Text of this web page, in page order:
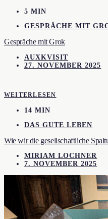
5 MIN
GESPRÄCHE MIT
Gespräche mit Grok
AUXKVISIT
27. NOVEMBER 2025
WEITERLESEN
14 MIN
DAS GUTE LEBEN
Wie wir die gesellschaftliche
MIRIAM LOCHNER
7. NOVEMBER 2025